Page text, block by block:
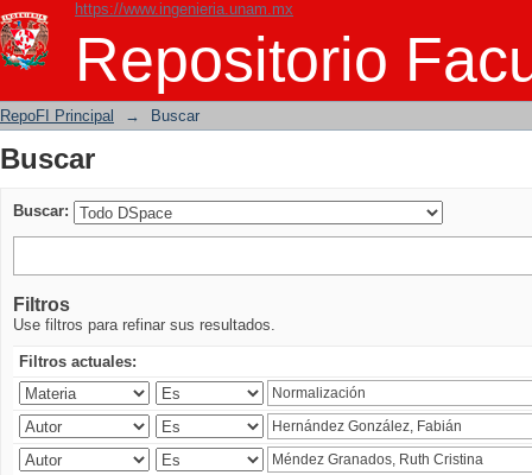
https://www.ingenieria.unam.mx
Repositorio
Buscar
RepoFI Principal → Buscar
Buscar
Buscar:
Filtros
Use filtros para refinar sus resultados.
Filtros actuales: